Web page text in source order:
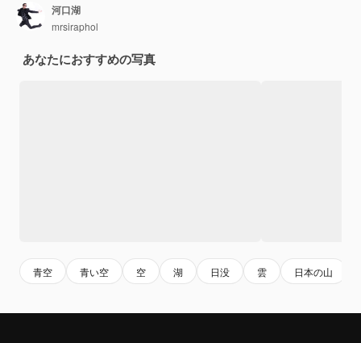
河口湖
mrsiraphol
あなたにおすすめの写真
青空 青い空 空 湖 日没 雲 日本の山